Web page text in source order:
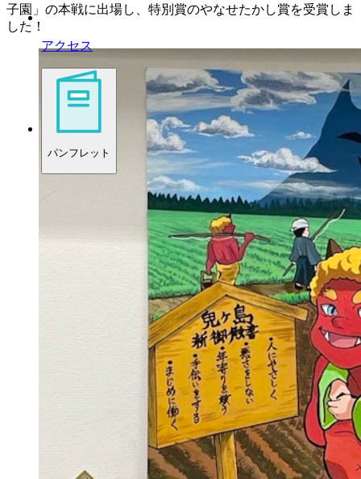
アクセス
パンフレット
子園」の本戦に出場し、特別賞のやなせたかし賞を受賞しま
した！